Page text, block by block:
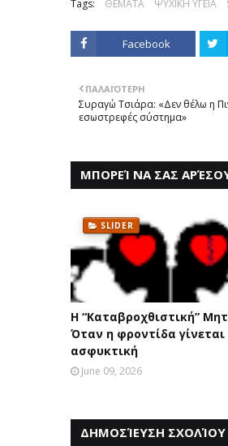
Tags: ΘΕΜΑΤΑ ΨΥΧΙΚΗ ΥΓΕΙΑ
Facebook
ΠΑΛΑΙΌΤΕΡΗ
Συραγώ Τσιάρα: «Δεν θέλω η
εσωστρεφές σύστημα»
ΜΠΟΡΕΊ ΝΑ ΣΑΣ
SLIDER
Η “Καταβροχθιστική”
Όταν η φροντίδα γίνεται
ασφυκτική
June 09, 2026
ΔΗΜΟΣΊΕΥΣΗ ΣΧΟΛΊΟΥ